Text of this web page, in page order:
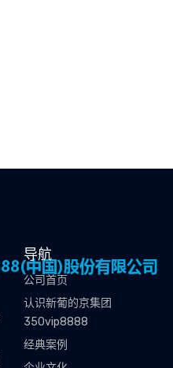
导航
公司首页
认识新葡的京集团
350vip8888
经典案例